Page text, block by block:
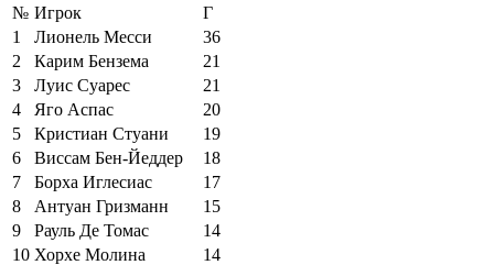
№ Игрок
Г
1
Лионель Месси
36
2
Карим Бензема
21
3
Луис Суарес
21
4
Яго Аспас
20
5
Кристиан Стуани
19
6
Виссам Бен-Йеддер
18
7
Борха Иглесиас
17
8
Антуан Гризманн
15
9
Рауль Де Томас
14
10 Хорхе Молина
14